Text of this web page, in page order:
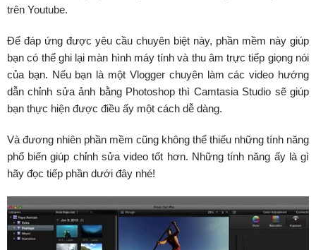
trên Youtube.
Để đáp ứng được yêu cầu chuyên biệt này, phần mềm này giúp
bạn có thể ghi lại màn hình máy tính và thu âm trực tiếp giọng nói
của bạn. Nếu bạn là một Vlogger chuyên làm các video hướng
dẫn chỉnh sửa ảnh bằng Photoshop thì Camtasia Studio sẽ giúp
bạn thực hiện được điều ấy một cách dễ dàng.
Và đương nhiên phần mềm cũng không thể thiếu những tính năng
phổ biến giúp chỉnh sửa video tốt hơn. Những tính năng ấy là gì
hãy đọc tiếp phần dưới đây nhé!